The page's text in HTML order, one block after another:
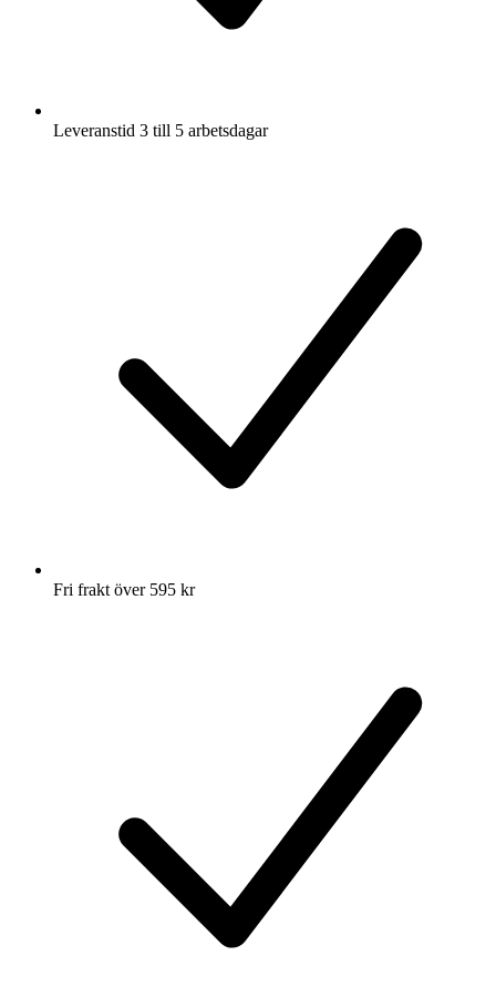
Leveranstid 3 till 5 arbetsdagar
Fri frakt över 595 kr